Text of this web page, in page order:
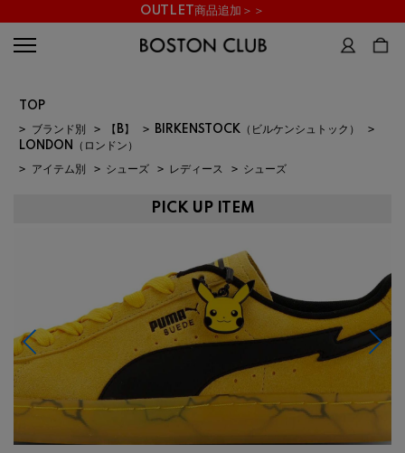
OUTLET商品追加＞＞
TOP
> ブランド別 > 【B】 > BIRKENSTOCK（ビルケンシュトック）
>
LONDON（ロンドン）
> アイテム別 > シューズ > レディース > シューズ
PICK UP ITEM